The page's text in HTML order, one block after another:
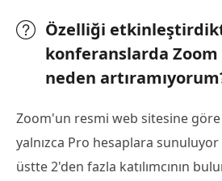
Özelliği
konferanslarda
neden
Zoom'un resmi web sitesine
yalnızca Pro hesaplara sunuluyor
üstte 2'den fazla katılımcının